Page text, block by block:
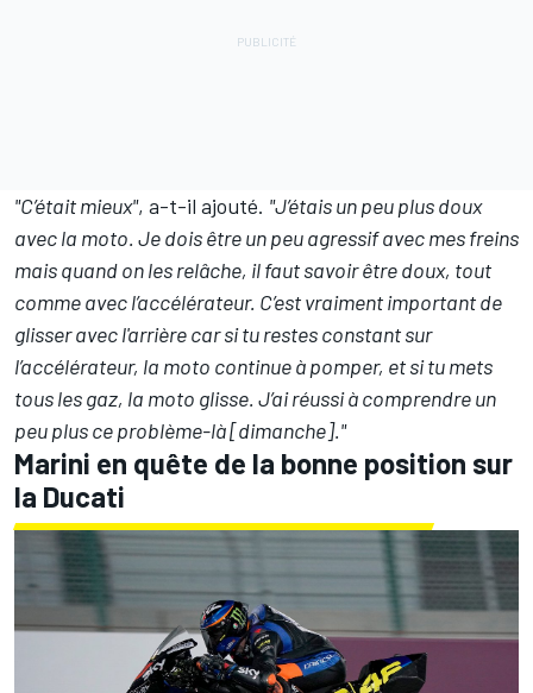
"C’était mieux", a-t-il ajouté. "J’étais un peu plus doux
avec la moto. Je dois être un peu agressif avec mes freins
mais quand on les relâche, il faut savoir être doux, tout
comme avec l’accélérateur. C’est vraiment important de
glisser avec l'arrière car si tu restes constant sur
l’accélérateur, la moto continue à pomper, et si tu mets
tous les gaz, la moto glisse. J’ai réussi à comprendre un
peu plus ce problème-là [dimanche]."
Marini en quête de la bonne position sur
la Ducati